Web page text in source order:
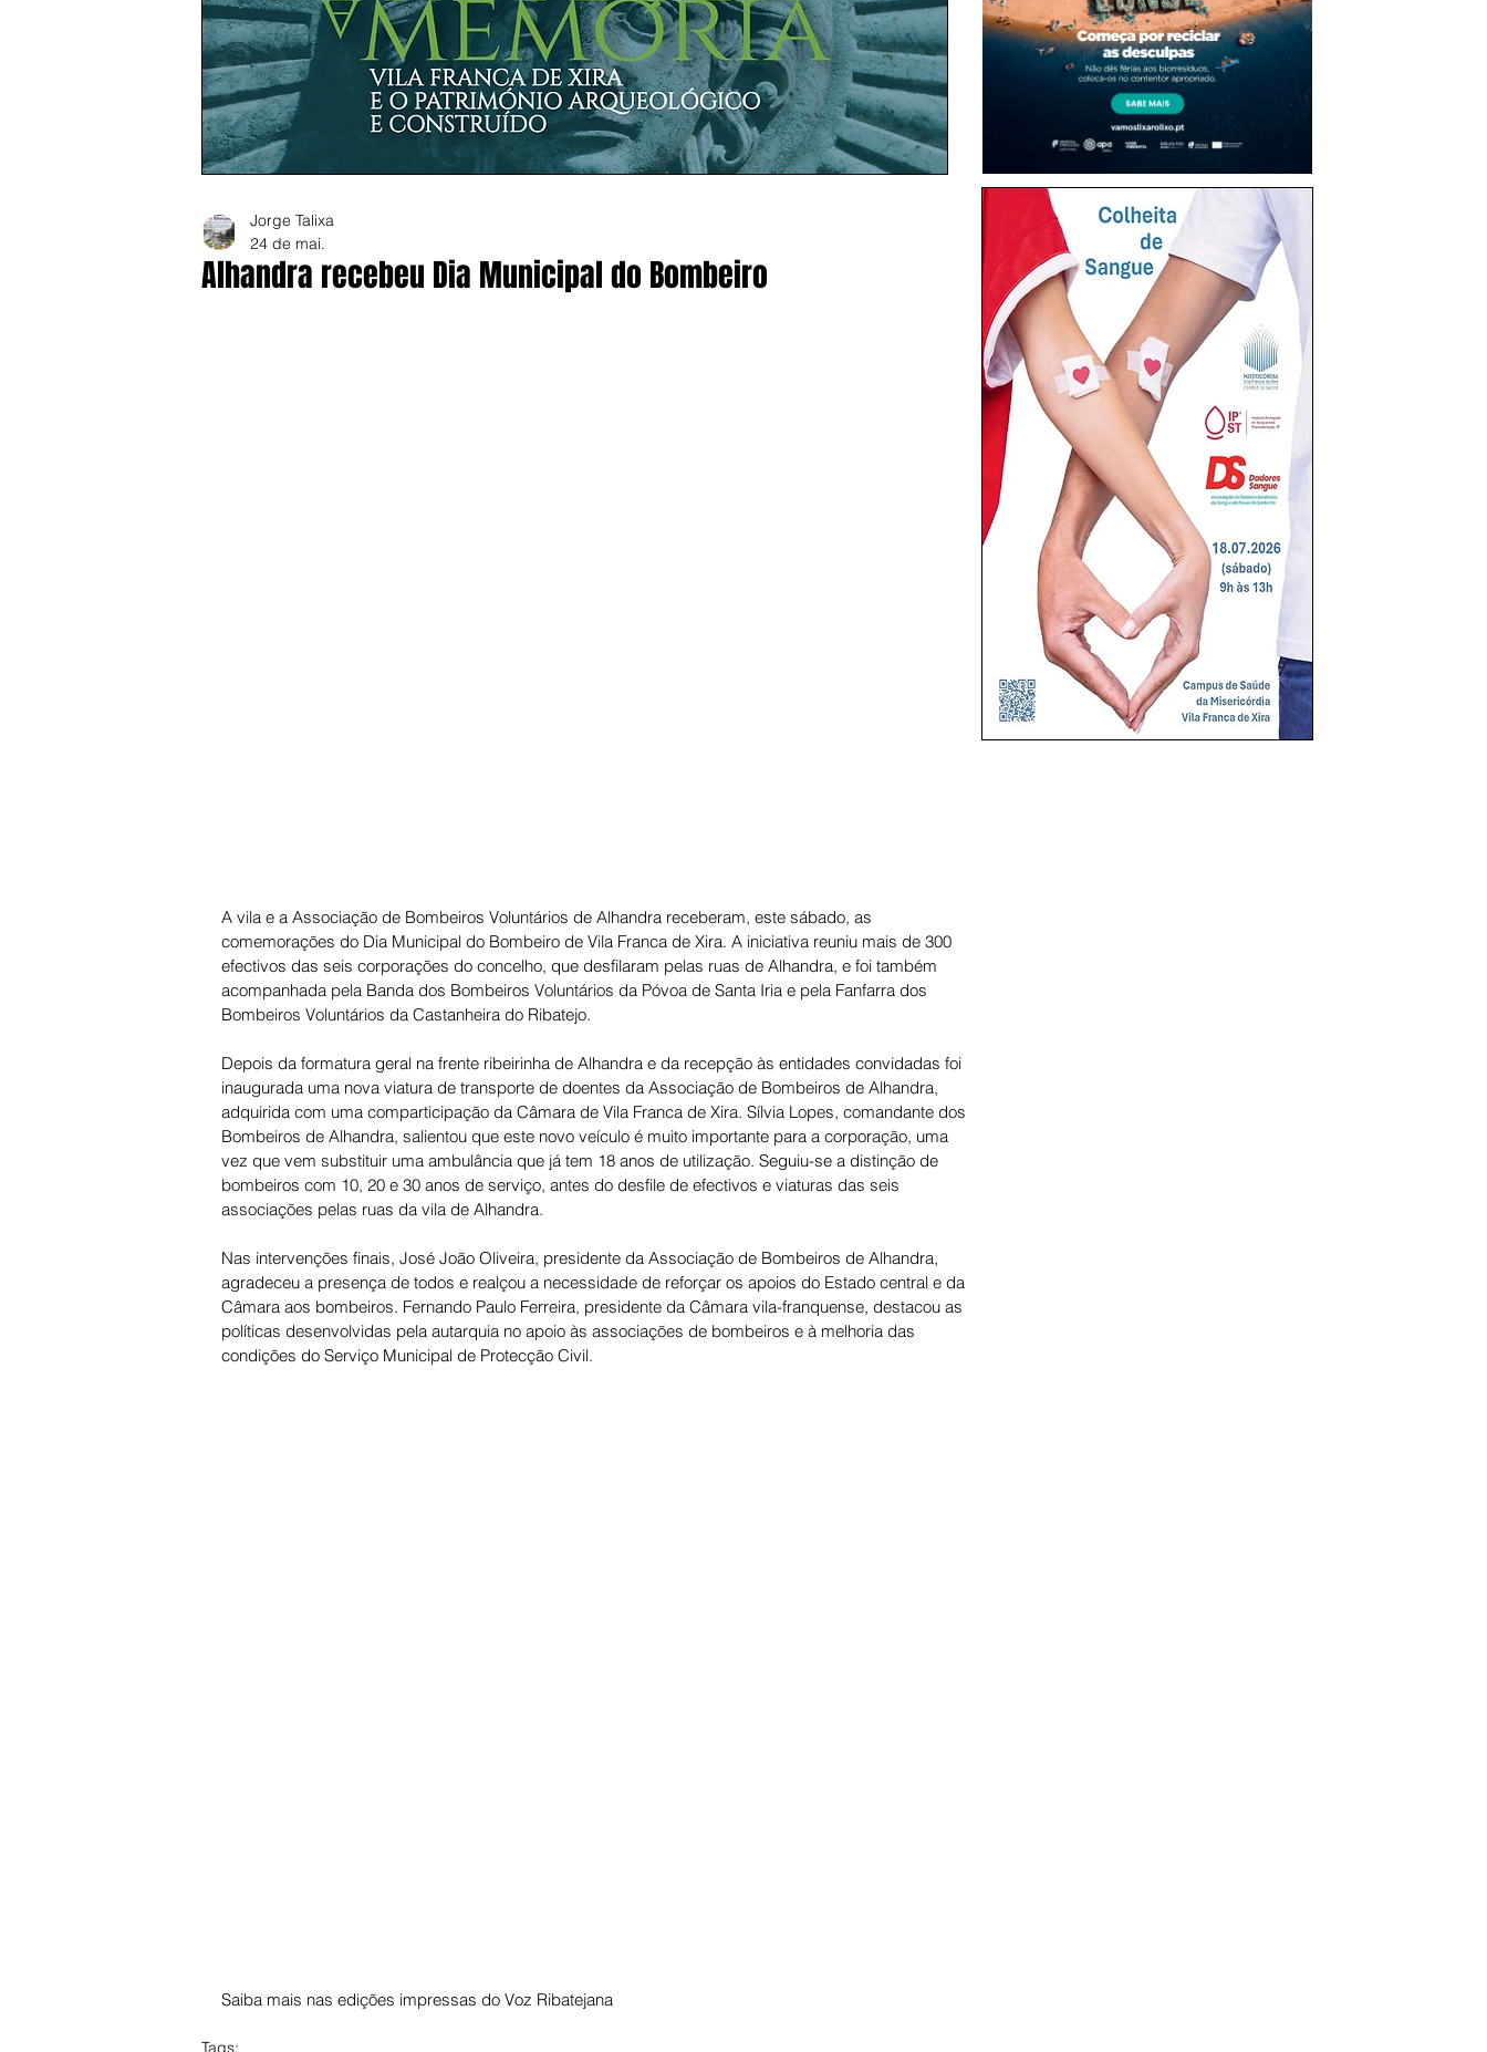
Alhandra recebeu Dia Municipal do Bombeiro
Jorge Talixa
24 de mai.
A vila e a Associação de Bombeiros Voluntários de Alhandra receberam, este sábado, as
comemorações do Dia Municipal do Bombeiro de Vila Franca de Xira. A iniciativa reuniu mais de 300
efectivos das seis corporações do concelho, que desfilaram pelas ruas de Alhandra, e foi também
acompanhada pela Banda dos Bombeiros Voluntários da Póvoa de Santa Iria e pela Fanfarra dos
Bombeiros Voluntários da Castanheira do Ribatejo.
Depois da formatura geral na frente ribeirinha de Alhandra e da recepção às entidades convidadas foi
inaugurada uma nova viatura de transporte de doentes da Associação de Bombeiros de Alhandra,
adquirida com uma comparticipação da Câmara de Vila Franca de Xira. Sílvia Lopes, comandante dos
Bombeiros de Alhandra, salientou que este novo veículo é muito importante para a corporação, uma
vez que vem substituir uma ambulância que já tem 18 anos de utilização. Seguiu-se a distinção de
bombeiros com 10, 20 e 30 anos de serviço, antes do desfile de efectivos e viaturas das seis
associações pelas ruas da vila de Alhandra.
Nas intervenções finais, José João Oliveira, presidente da Associação de Bombeiros de Alhandra,
agradeceu a presença de todos e realçou a necessidade de reforçar os apoios do Estado central e da
Câmara aos bombeiros. Fernando Paulo Ferreira, presidente da Câmara vila-franquense, destacou as
políticas desenvolvidas pela autarquia no apoio às associações de bombeiros e à melhoria das
condições do Serviço Municipal de Protecção Civil.
Saiba mais nas edições impressas do Voz Ribatejana
Tags: